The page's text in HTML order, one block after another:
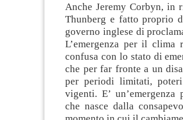
Anche Jeremy Corbyn, in
Thunberg e fatto proprio
governo inglese di
L’emergenza per il clima
confusa con lo stato di
che per far fronte a un
per periodi limitati,
vigenti. E’
che nasce dalla